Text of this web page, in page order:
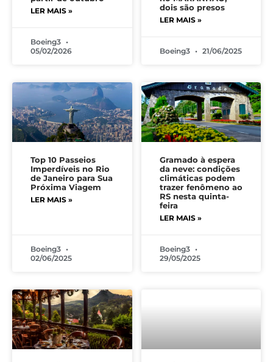
LER MAIS »
Boeing3
05/02/2026
dois são presos
LER MAIS »
Boeing3 21/06/2025
Top 10 Passeios
Imperdíveis no Rio
de Janeiro para Sua
Próxima Viagem
LER MAIS »
Boeing3
02/06/2025
Gramado à espera
da neve: condições
climáticas podem
trazer fenômeno ao
RS nesta quinta-
feira
LER MAIS »
Boeing3
29/05/2025